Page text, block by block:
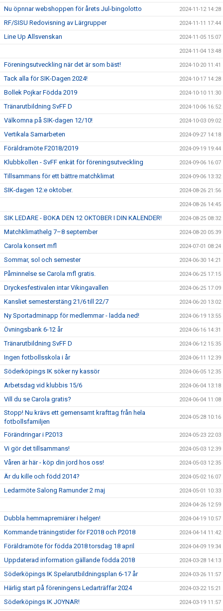
Nu öpnnar webshoppen för årets Jul-bingolotto 2024-11-12 14:28
RF/SISU Redovisning av Lärgrupper 2024-11-11 17:44
Line Up Allsvenskan 2024-11-05 15:07
2024-11-04 13:48
Föreningsutveckling när det är som bäst! 2024-10-20 11:41
Tack alla för SIK-Dagen 2024! 2024-10-17 14:28
Bollek Pojkar Födda 2019 2024-10-10 11:30
Tränarutbildning SvFF D 2024-10-06 16:52
Välkomna på SIK-dagen 12/10! 2024-10-03 09:02
Vertikala Samarbeten 2024-09-27 14:18
Föräldramöte F2018/2019 2024-09-19 19:44
Klubbkollen - SvFF enkät för föreningsutveckling 2024-09-06 16:07
Tillsammans för ett bättre matchklimat 2024-09-06 13:32
SIK-dagen 12:e oktober. 2024-08-26 21:56
2024-08-26 14:45
SIK LEDARE - BOKA DEN 12 OKTOBER I DIN KALENDER! 2024-08-25 08:32
Matchklimathelg 7–8 september 2024-08-20 05:39
Carola konsert mfl 2024-07-01 08:24
Sommar, sol och semester 2024-06-30 14:21
Påminnelse se Carola mfl gratis. 2024-06-25 17:15
Dryckesfestivalen intar Vikingavallen 2024-06-25 17:09
Kansliet semesterstäng 21/6 till 22/7 2024-06-20 13:02
Ny Sportadminapp för medlemmar - ladda ned! 2024-06-19 13:55
Övningsbank 6-12 år 2024-06-16 14:31
Tränarutbildning SvFF D 2024-06-12 15:35
Ingen fotbollsskola i år 2024-06-11 12:39
Söderköpings IK söker ny kassör 2024-06-05 12:35
Arbetsdag vid klubbis 15/6 2024-06-04 13:18
Vill du se Carola gratis? 2024-06-04 11:08
Stopp! Nu krävs ett gemensamt krafttag från hela
fotbollsfamiljen
2024-05-28 10:16
Förändringar i P2013 2024-05-23 22:03
Vi gör det tillsammans! 2024-05-03 12:39
Våren är här - köp din jord hos oss! 2024-05-03 12:35
Är du kille och född 2014? 2024-05-02 16:07
Ledarmöte Salong Ramunder 2 maj 2024-05-01 10:33
2024-04-26 12:59
Dubbla hemmapremiärer i helgen! 2024-04-19 10:57
Kommande träningstider för F2018 och P2018 2024-04-14 11:42
Föräldramöte för födda 2018 torsdag 18 april 2024-04-09 19:34
Uppdaterad information gällande födda 2018 2024-03-28 14:13
Söderköpings IK Spelarutbildningsplan 6-17 år 2024-03-26 11:57
Härlig start på föreningens Ledarträffar 2024 2024-03-22 15:21
Söderköpings IK JOYNAR! 2024-03-19 11:57